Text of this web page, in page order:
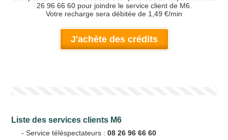
26 96 66 60 pour joindre le service client de M6.
Votre recharge sera débitée de 1,49 €/min
J'achète des crédits
Liste des services clients M6
- Service téléspectateurs :08 26 96 66 60